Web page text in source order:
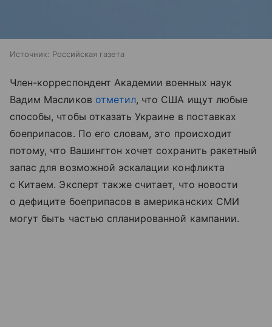
Источник: Российская газета
Член-корреспондент Академии военных наук
Вадим Масликов отметил, что США ищут любые
способы, чтобы отказать Украине в поставках
боеприпасов. По его словам, это происходит
потому, что Вашингтон хочет сохранить ракетный
запас для возможной эскалации конфликта
с Китаем. Эксперт также считает, что новости
о дефиците боеприпасов в американских СМИ
могут быть частью спланированной кампании.